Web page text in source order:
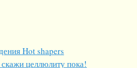
Hot shapers
целлюлиту пока!